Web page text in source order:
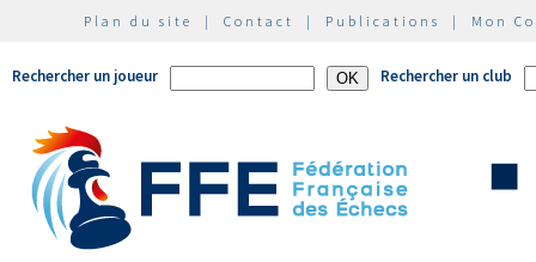
Plan du site | Contact | Publications | Mon
Rechercher un joueur Rechercher un club